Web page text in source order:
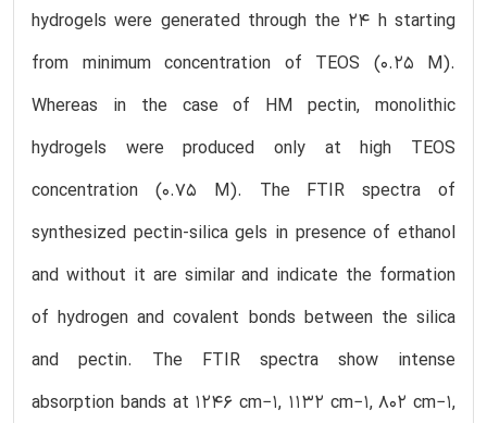
hydrogels were generated through the 24 h starting
from minimum concentration of TEOS (0.25 M).
Whereas in the case of HM pectin, monolithic
hydrogels were produced only at high TEOS
concentration (0.75 M). The FTIR spectra of
synthesized pectin-silica gels in presence of ethanol
and without it are similar and indicate the formation
of hydrogen and covalent bonds between the silica
and pectin. The FTIR spectra show intense
absorption bands at 1246 cm−1, 1132 cm−1, 802 cm−1,